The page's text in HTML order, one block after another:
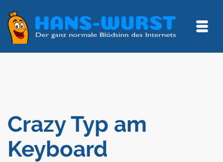
Crazy Typ am
Keyboard